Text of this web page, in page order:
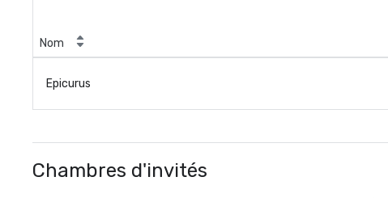
Nom
Epicurus
Chambres d'invités